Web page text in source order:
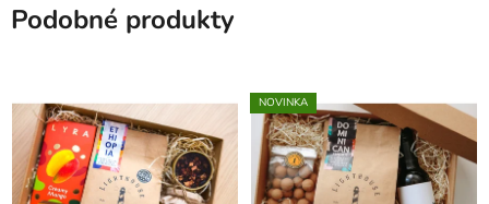
Podobné produkty
NOVINKA